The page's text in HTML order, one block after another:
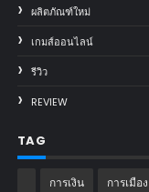
ผลิตภัณฑ์ใหม่
เกมส์ออนไลน์
รีวิว
REVIEW
TAG
การเงิน การเมือง